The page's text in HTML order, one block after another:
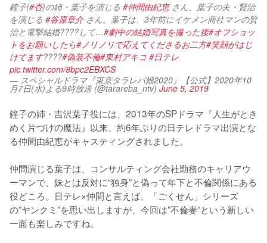
鐘子(#杏)の姉・葉子を演じる #仲間由紀恵 さん、葉子の夫・賢治
を演じる #谷原章介 さん。葉子は、3年前にイケメン商社マンの賢
治と電撃結婚????して…#劇中の結婚写真を撮った後#オフショッ
トをお願いしたら#ノリノリで応えてくださるお二方#笑顔がはじ
けてます????#偽装不倫#東村アキコ #日テレ
pic.twitter.com/8bpc2EBXCS
— スペシャルドラマ『東京タラレバ娘2020』【公式】2020年10
月7日(水)よる9時放送 (@tarareba_ntv) June 5, 2019
鐘子の姉・吉沢葉子役には、2013年のSPドラマ『人生がとき
めく片づけの魔法』以来、約6年ぶりの日テレドラマ出演とな
る仲間由紀恵がキャスティングされました。
仲間演じる葉子は、コンサルティング会社勤務のキャリアウ
ーマンで、妹とは反対に“独身”と偽って年下と不倫関係にある
役どころ。日テレ×仲間と言えば、「ごくせん」シリーズ
の”ヤンクミ”を思い出しますが、今回は”不倫妻”という新しい
一面も楽しみですね。